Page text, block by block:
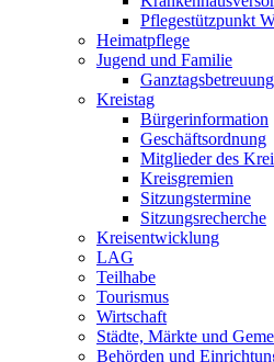
Pflegestützpunkt
Heimatpflege
Jugend und Familie
Kreistag
Bürgerinformation
Geschäftsordnung
Mitglieder des
Kreisgremien
Sitzungstermine
Sitzungsrecherche
Kreisentwicklung
LAG
Teilhabe
Tourismus
Wirtschaft
Städte, Märkte und
Behörden und